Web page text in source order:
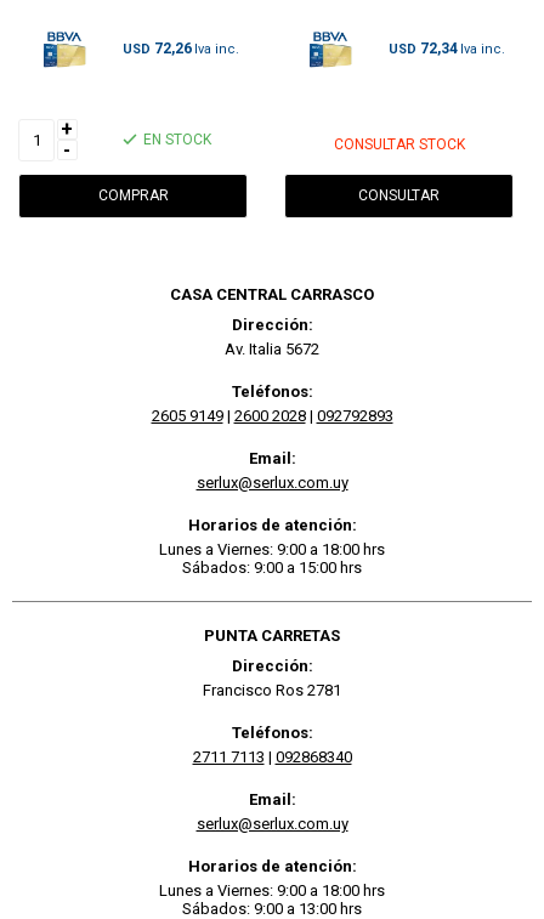
USD 72,26
+
-
EN STOCK
USD 72,34
CONSULTAR STOCK
CONSULTAR
CASA CENTRAL CARRASCO
Dirección:
Av. Italia 5672
Teléfonos:
2605 9149| 2600 2028| 092792893
Email:
serlux@serlux.com.uy
Horarios de atención:
Lunes a Viernes: 9:00 a 18:00 hrs
Sábados: 9:00 a 15:00 hrs
PUNTA CARRETAS
Dirección:
Francisco Ros 2781
Teléfonos:
2711 7113 | 092868340
Email:
serlux@serlux.com.uy
Horarios de atención:
Lunes a Viernes: 9:00 a 18:00 hrs
Sábados: 9:00 a 13:00 hrs